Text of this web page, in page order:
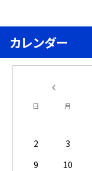
カレンダー
日 月
2
3
9
10